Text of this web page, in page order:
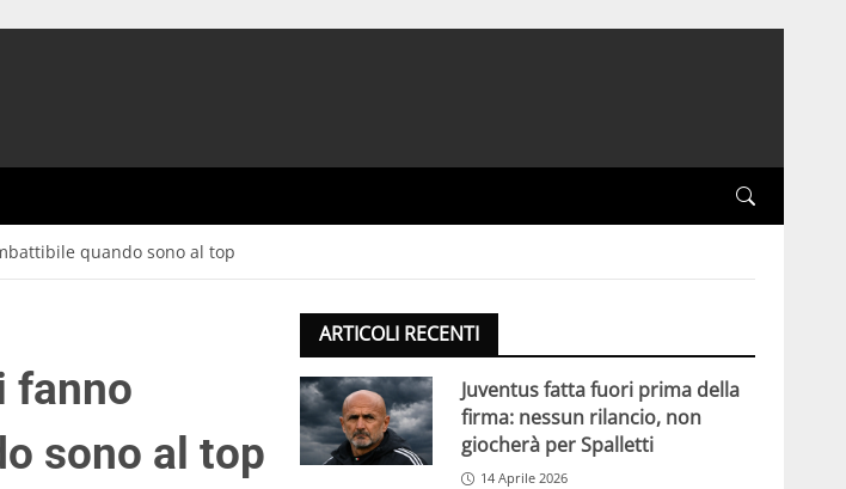
quando sono al top
fanno
sono al top
ARTICOLI RECENTI
Juventus fatta fuori prima della
firma: nessun rilancio, non
giocherà per Spalletti
14 Aprile 2026